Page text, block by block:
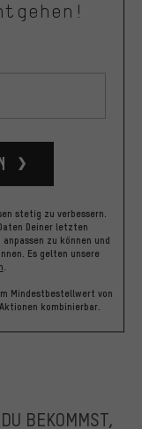
stetig zu verbessern.
Deiner letzten
zu können und
Es gelten unsere
.
Mindestbestellwert von
kombinierbar.
BEKOMMST,